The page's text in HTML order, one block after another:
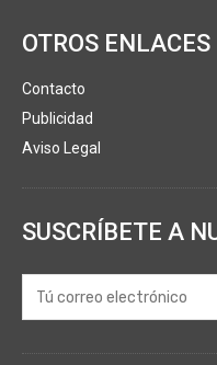
OTROS ENLACES
Contacto
Publicidad
Aviso Legal
SUSCRÍBETE A